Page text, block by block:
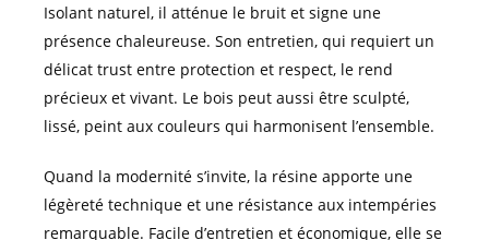
Isolant naturel, il atténue le bruit et signe une
présence chaleureuse. Son entretien, qui requiert un
délicat trust entre protection et respect, le rend
précieux et vivant. Le bois peut aussi être sculpté,
lissé, peint aux couleurs qui harmonisent l’ensemble.
Quand la modernité s’invite, la résine apporte une
légèreté technique et une résistance aux intempéries
remarquable. Facile d’entretien et économique, elle se